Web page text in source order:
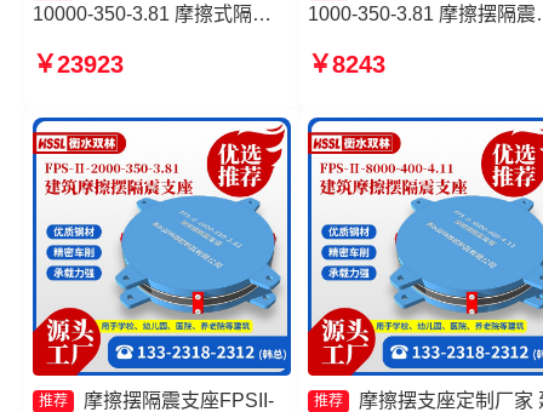
10000-350-3.81 摩擦式隔震
家一套厂家 建筑摩擦摆式隔震
￥23923
1000-350-3.81 摩擦摆隔震
厂家 建筑摩擦隔震支座生
座FPSII-10000-400-4.11
￥8243
推荐
摩擦摆隔震支座FPSII-
推荐
摩擦摆支座定制厂家